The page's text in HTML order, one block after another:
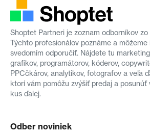
Shoptet Partneri je zoznam odborníkov
Týchto profesionálov poznáme a môžeme
svedomím odporučiť. Nájdete tu
grafikov, programátorov, kóderov,
PPCčkárov, analytikov, fotografov a veľa
ktorí vám pomôžu zvýšiť predaj a posunúť
kus ďalej.
Odber noviniek